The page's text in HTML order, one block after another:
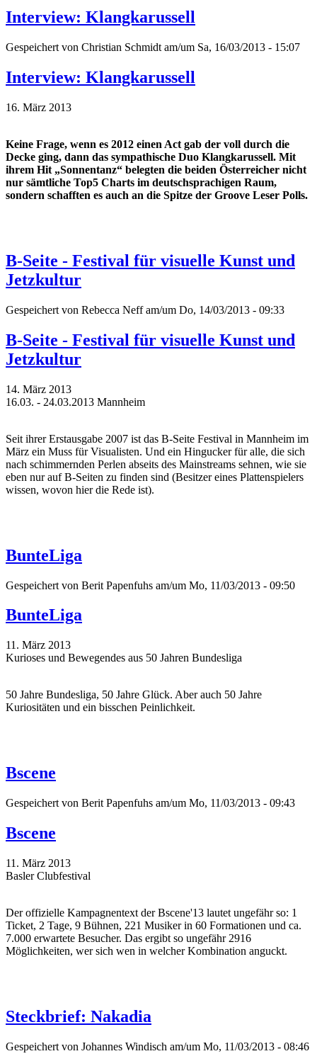
Interview: Klangkarussell
Gespeichert von Christian Schmidt am/um Sa, 16/03/2013 - 15:07
Interview: Klangkarussell
16. März 2013
Keine Frage, wenn es 2012 einen Act gab der voll durch die
Decke ging, dann das sympathische Duo Klangkarussell. Mit
ihrem Hit „Sonnentanz“ belegten die beiden Österreicher nicht
nur sämtliche Top5 Charts im deutschsprachigen Raum,
sondern schafften es auch an die Spitze der Groove Leser Polls.
B-Seite - Festival für visuelle Kunst und
Jetzkultur
Gespeichert von Rebecca Neffam/um Do, 14/03/2013 - 09:33
B-Seite - Festival für visuelle Kunst und
Jetzkultur
14. März 2013
16.03. - 24.03.2013 Mannheim
Seit ihrer Erstausgabe 2007 ist das B-Seite Festival in Mannheim im
März ein Muss für Visualisten. Und ein Hingucker für alle, die sich
nach schimmernden Perlen abseits des Mainstreams sehnen, wie sie
eben nur auf B-Seiten zu finden sind (Besitzer eines Plattenspielers
wissen, wovon hier die Rede ist).
BunteLiga
Gespeichert von Berit Papenfuhs am/um Mo, 11/03/2013 - 09:50
BunteLiga
11. März 2013
Kurioses und Bewegendes aus 50 Jahren Bundesliga
50 Jahre Bundesliga, 50 Jahre Glück. Aber auch 50 Jahre
Kuriositäten und ein bisschen Peinlichkeit.
Bscene
Gespeichert von Berit Papenfuhs am/um Mo, 11/03/2013 - 09:43
Bscene
11. März 2013
Basler Clubfestival
Der offizielle Kampagnentext der Bscene'13 lautet ungefähr so: 1
Ticket, 2 Tage, 9 Bühnen, 221 Musiker in 60 Formationen und ca.
7.000 erwartete Besucher. Das ergibt so ungefähr 2916
Möglichkeiten, wer sich wen in welcher Kombination anguckt.
Steckbrief: Nakadia
Gespeichert von Johannes Windisch am/um Mo, 11/03/2013 - 08:46